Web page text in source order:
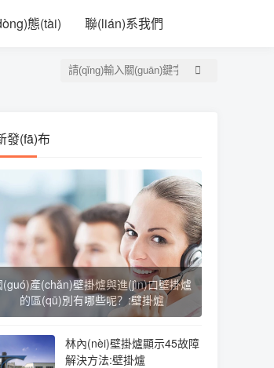
洲一区
態(tài) 聯(lián)系我們
發(fā)布
(guó)產(chǎn)壁掛爐與進(jìn)口壁掛爐
的區(qū)別有哪些呢？:壁掛爐
林內(nèi)壁掛爐顯示45故障
解決方法:壁掛爐